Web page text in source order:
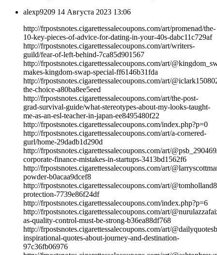
alexp9209 14 Августа 2023 13:06
http://frpostsnotes.cigarettessalecoupons.com/art/promenad/the-
10-key-pieces-of-advice-for-dating-in-your-40s-dabc11c729af
http://frpostsnotes.cigarettessalecoupons.com/art/writers-
guild/fear-of-left-behind-7ca85d901567
http://frpostsnotes.cigarettessalecoupons.com/art/
makes-kingdom-swap-special-ff6146b31fda
http://frpostsnotes.cigarettessalecoupons.com/art/
the-choice-a80ba8ee5eed
http://frpostsnotes.cigarettessalecoupons.com/art/the-post-
grad-survival-guide/what-stereotypes-about-my-looks-taught-
me-as-an-esl-teacher-in-japan-ee8495480f22
http://frpostsnotes.cigarettessalecoupons.com/index.php?p=0
http://frpostsnotes.cigarettessalecoupons.com/art/a-cornered-
gurl/home-29dadb1d290d
http://frpostsnotes.cigarettessalecoupons.com/art/
corporate-finance-mistakes-in-startups-3413bd1562f6
http://frpostsnotes.cigarettessalecoupons.com/art/
powder-b0acaa9dcef8
http://frpostsnotes.cigarettessalecoupons.com/art/
protection-7739e86f24df
http://frpostsnotes.cigarettessalecoupons.com/index.php?p=6
http://frpostsnotes.cigarettessalecoupons.com/art/
as-quality-control-must-be-strong-b36ea88df768
http://frpostsnotes.cigarettessalecoupons.com/art/
inspirational-quotes-about-journey-and-destination-
97c36fb06976